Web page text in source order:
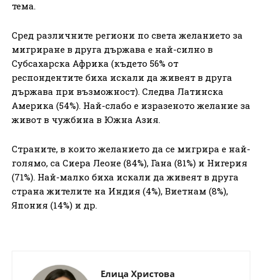
тема.
Сред различните региони по света желанието за
мигриране в друга държава е най-силно в
Субсахарска Африка (където 56% от
респондентите биха искали да живеят в друга
държава при възможност). Следва Латинска
Америка (54%). Най-слабо е изразеното желание за
живот в чужбина в Южна Азия.
Страните, в които желанието да се мигрира е най-
голямо, са Сиера Леоне (84%), Гана (81%) и Нигерия
(71%). Най-малко биха искали да живеят в друга
страна жителите на Индия (4%), Виетнам (8%),
Япония (14%) и др.
Елица Христова